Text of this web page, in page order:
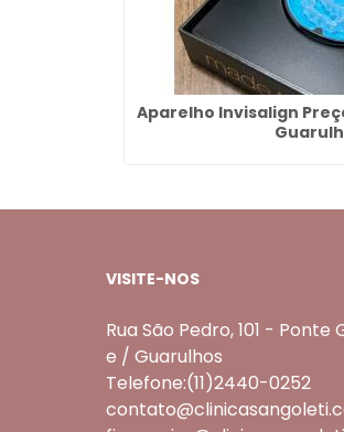
Aparelho Invisalign
VISITE-NOS
Rua São Pedro, 101 - Ponte
e / Guarulhos
Telefone:(11)2440-0252